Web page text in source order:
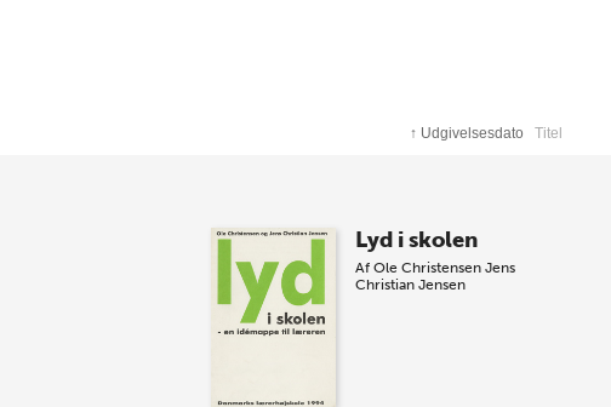
↑ Udgivelsesdato Titel
Lyd i skolen
AfOle Christensen Jens
Christian Jensen